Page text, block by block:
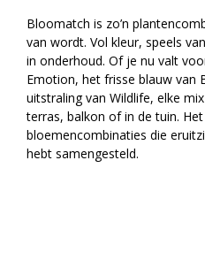
Bloomatch is zo’n
van wordt. Vol kleur, speels
in onderhoud. Of je nu valt
Emotion, het frisse blauw van
uitstraling van Wildlife, elke
terras, balkon of in de tuin.
bloemencombinaties die
hebt samengesteld.